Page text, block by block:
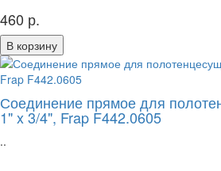
460 р.
В корзину
Соединение прямое для
1" x 3/4", Frap F442.0605
..